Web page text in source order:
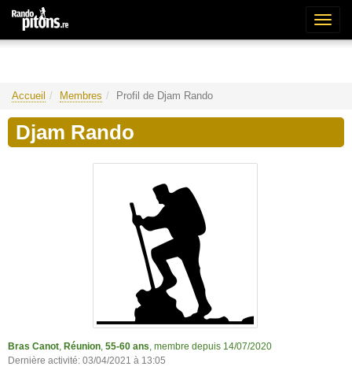
Accueil Membres Profil de Djam Rando
Djam Rando
Bras Canot Réunion 55-60 ans , membre depuis 14/07/2020
Dernière activité: 03/04/2021 à 13:05